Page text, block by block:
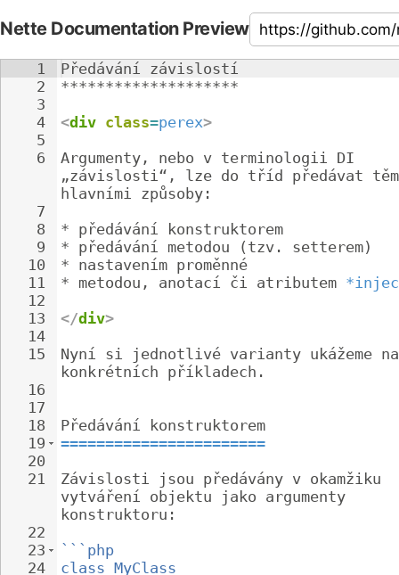
Nette Documentation Preview
1
2
3
4
5
6
7
8
9
10
11
12
13
14
15
16
17
18
19
20
21
22
23
24
Předávání závislostí
********************
<div class=perex>
Argumenty, nebo v terminologii DI
„závislosti“, lze do tříd předávat
hlavními způsoby:
* předávání konstruktorem
* předávání metodou (tzv. setterem)
* nastavením proměnné
* metodou, anotací či atributem
</div>
Nyní si jednotlivé varianty ukážeme
konkrétních příkladech.
Předávání konstruktorem
=======================
Závislosti jsou předávány v okamžiku
vytváření objektu jako argumenty
konstruktoru:
```php
class MyClass